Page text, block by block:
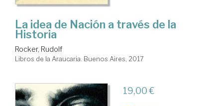
La idea de Nación a través de la
Historia
Rocker, Rudolf
Libros de la Araucaria. Buenos Aires, 2017
19,00 €